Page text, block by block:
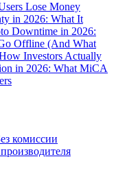
Lose Money
in 2026: What It
Downtime in 2026:
Offline (And What
Investors Actually
in 2026: What MiCA
комиссии